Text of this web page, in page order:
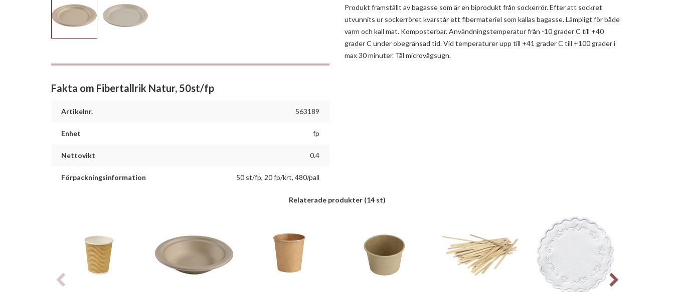
Fakta om Fibertallrik Natur, 50st/fp
Artikelnr. 563189
Enhet fp
Nettovikt 0.4
Förpackningsinformation 50 st/fp, 20 fp/krt, 480/pall
Produkt framställt av bagasse som är en biprodukt från sockerrör. Efter att sockret
utvunnits ur sockerröret kvarstår ett fibermateriel som kallas bagasse. Lämpligt för både
varm och kall mat. Komposterbar. Användningstemperatur från -10 grader C till +40
grader C under obegränsad tid. Vid temperaturer upp till +41 grader C till +100 grader i
max 30 minuter. Tål microvågsugn.
Relaterade produkter (14 st)